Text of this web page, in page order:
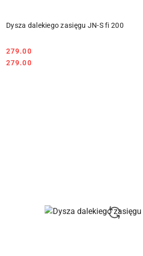
Dysza dalekiego zasięgu JN-S fi 200
Cena:
279.00
Cena:
279.00